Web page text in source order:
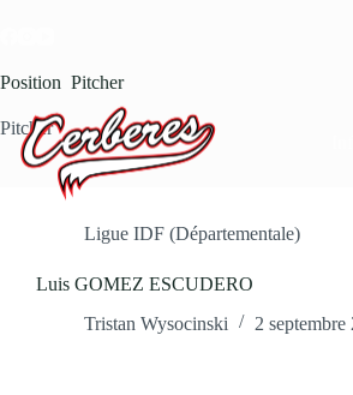
Position Pitcher
Pitcher
Ligue IDF (Départementale)
Luis GOMEZ ESCUDERO
Tristan Wysocinski
2 septembre